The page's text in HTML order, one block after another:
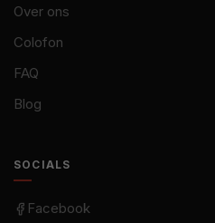
Over ons
Colofon
FAQ
Blog
SOCIALS
Facebook